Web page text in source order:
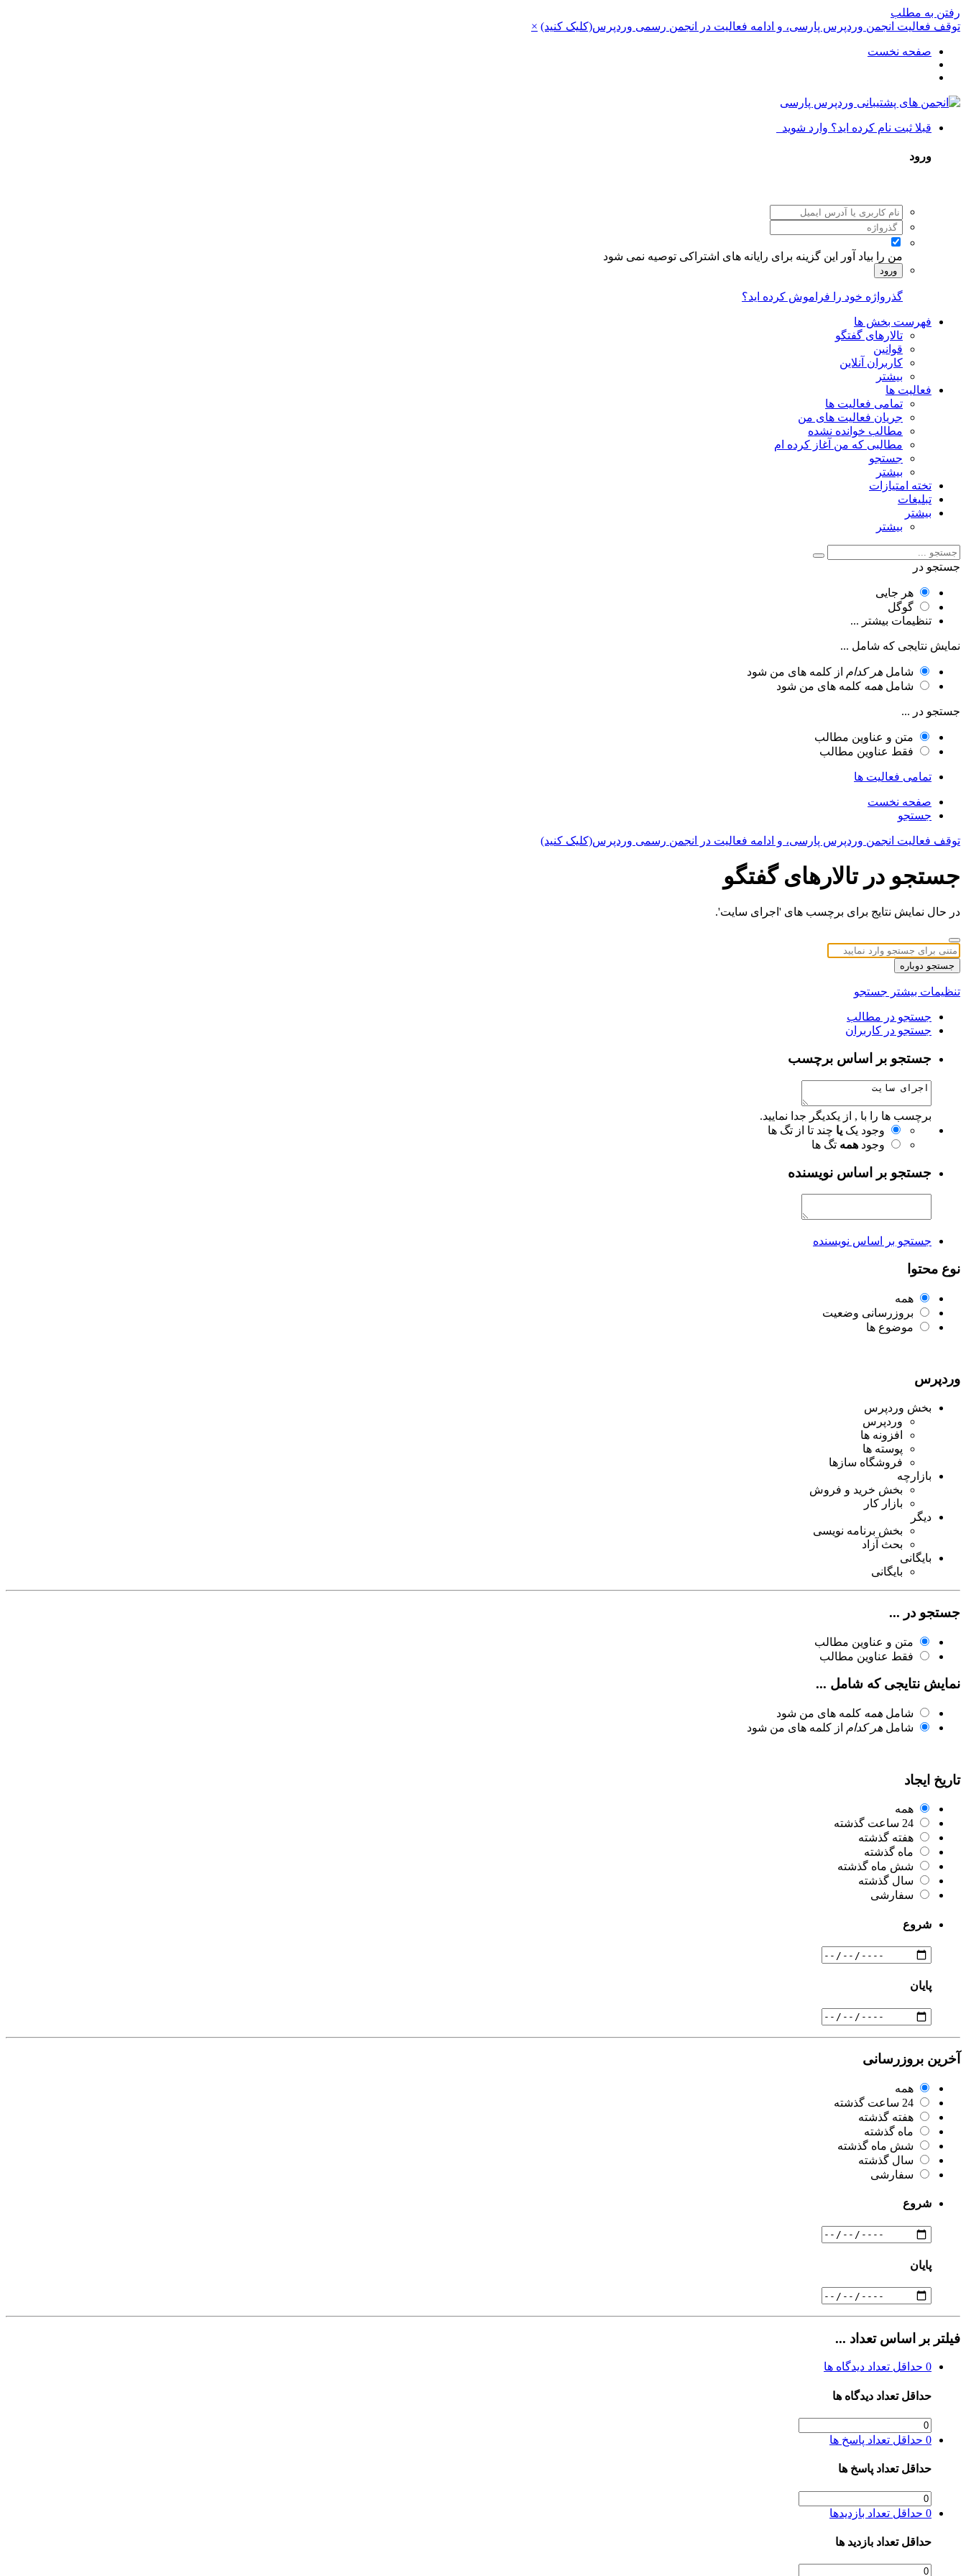
رفتن به مطلب
توقف فعالیت انجمن وردپرس پارسی، و ادامه فعالیت در انجمن رسمی وردپرس(کلیک کنید) ×
صفحه نخست
قبلا ثبت نام کرده اید؟ وارد شوید
ورود
من را بیاد آور این گزینه برای رایانه های اشتراکی توصیه نمی شود
ورود
گذرواژه خود را فراموش کرده اید؟
فهرست بخش ها
تالارهای گفتگو
قوانین
کاربران آنلاین
بیشتر
فعالیت ها
تمامی فعالیت ها
جریان فعالیت های من
مطالب خوانده نشده
مطالبی که من آغاز کرده ام
جستجو
بیشتر
تخته امتیازات
تبلیغات
بیشتر
بیشتر
جستجو در
هر جایی
گوگل
تنظیمات بیشتر ...
نمایش نتایجی که شامل ...
شامل هر کدام از کلمه های من شود
شامل همه کلمه های من شود
جستجو در ...
متن و عناوین مطالب
فقط عناوین مطالب
تمامی فعالیت ها
صفحه نخست
جستجو
توقف فعالیت انجمن وردپرس پارسی، و ادامه فعالیت در انجمن رسمی وردپرس(کلیک کنید)
جستجو در تالارهای گفتگو
در حال نمایش نتایج برای برچسب های 'اجرای سایت'.
جستجو دوباره
تنظیمات بیشتر جستجو
جستجو در مطالب
جستجو در کاربران
جستجو بر اساس برچسب
برچسب ها را با , از یکدیگر جدا نمایید.
وجود یک یا چند تا از تگ ها
وجود همه تگ ها
جستجو بر اساس نویسنده
جستجو بر اساس نویسنده
نوع محتوا
همه
بروزرسانی وضعیت
موضوع ها
وردپرس
بخش وردپرس
وردپرس
افزونه ها
پوسته ها
فروشگاه سازها
بازارچه
بخش خرید و فروش
بازار کار
دیگر
بخش برنامه نویسی
بحث آزاد
بایگانی
بایگانی
جستجو در ...
متن و عناوین مطالب
فقط عناوین مطالب
نمایش نتایجی که شامل ...
شامل همه کلمه های من شود
شامل هر کدام از کلمه های من شود
تاریخ ایجاد
همه
24 ساعت گذشته
هفته گذشته
ماه گذشته
شش ماه گذشته
سال گذشته
سفارشی
شروع
پایان
آخرین بروزرسانی
همه
24 ساعت گذشته
هفته گذشته
ماه گذشته
شش ماه گذشته
سال گذشته
سفارشی
شروع
پایان
فیلتر بر اساس تعداد ...
0 حداقل تعداد دیدگاه ها
حداقل تعداد دیدگاه ها
0 حداقل تعداد پاسخ ها
حداقل تعداد پاسخ ها
0 حداقل تعداد بازدیدها
حداقل تعداد بازدید ها